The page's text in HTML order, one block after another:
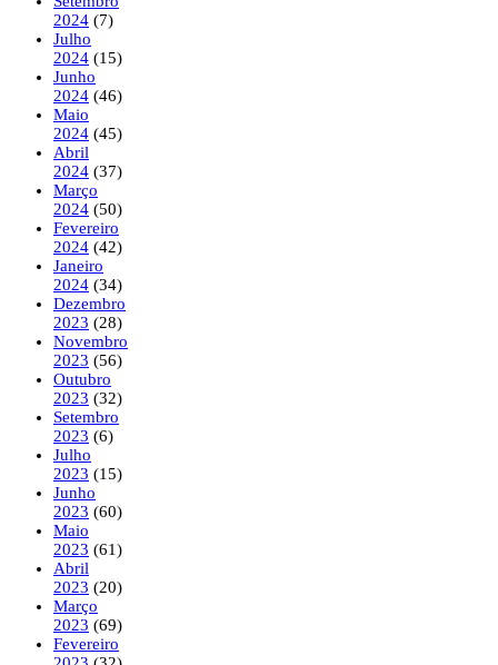
2024 (7)
Julho
2024 (15)
Junho
2024 (46)
Maio
2024 (45)
Abril
2024 (37)
Março
2024 (50)
Fevereiro
2024 (42)
Janeiro
2024 (34)
Dezembro
2023 (28)
Novembro
2023 (56)
Outubro
2023 (32)
Setembro
2023 (6)
Julho
2023 (15)
Junho
2023 (60)
Maio
2023 (61)
Abril
2023 (20)
Março
2023 (69)
Fevereiro